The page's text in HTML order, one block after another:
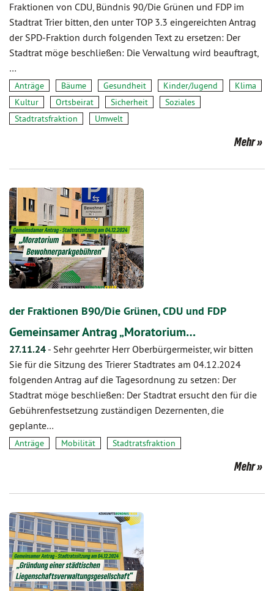
Fraktionen von CDU, Bündnis 90/Die Grünen und FDP im
Stadtrat Trier bitten, den unter TOP 3.3 eingereichten Antrag
der SPD-Fraktion durch folgenden Text zu ersetzen: Der
Stadtrat möge beschließen: Die Verwaltung wird beauftragt,
…
Anträge Bäume Gesundheit Kinder/Jugend
Klima
Kultur
Ortsbeirat Sicherheit
Soziales
Stadtratsfraktion
Umwelt
Mehr
der Fraktionen B90/Die Grünen, CDU und FDP
Gemeinsamer Antrag „Moratorium…
27.11.24 - Sehr geehrter Herr Oberbürgermeister, wir bitten
Sie für die Sitzung des Trierer Stadtrates am 04.12.2024
folgenden Antrag auf die Tagesordnung zu setzen: Der
Stadtrat möge beschließen: Der Stadtrat ersucht den für die
Gebührenfestsetzung zuständigen Dezernenten, die
geplante…
Anträge Mobilität Stadtratsfraktion
Mehr